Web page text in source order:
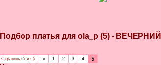
Подбор платья для ola_p (5) -
Страница 5 из 5 « 1 2 3 4
5